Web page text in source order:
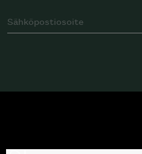
Haluatko tilata